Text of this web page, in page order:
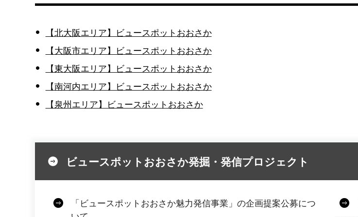
【北大阪エリア】ビュースポットおおさか
【大阪市エリア】ビュースポットおおさか
【東大阪エリア】ビュースポットおおさか
【南河内エリア】ビュースポットおおさか
【泉州エリア】ビュースポットおおさか
ビュースポットおおさか発掘・発信プロジェクト
「ビュースポットおおさか魅力発信事業」の企画提案公募につ